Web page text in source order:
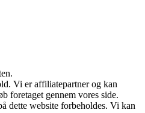
Vi er affiliatepartner og kan
foretaget gennem vores side.
dette website forbeholdes. Vi kan